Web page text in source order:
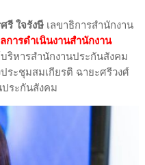
รี ใจรังษี เลขาธิการสำนักงาน
การดำเนินงานสำนักงาน
ริหารสำนักงานประกันสังคม
ะชุมสมเกียรติ ฉายะศรีวงศ์
ระกันสังคม